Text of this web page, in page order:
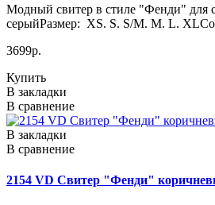
Модный свитер в стиле "Фенди" для
серыйРазмер: XS. S. S/M. M. L.
3699р.
Купить
В закладки
В сравнение
В закладки
В сравнение
2154 VD Свитер "Фенди"